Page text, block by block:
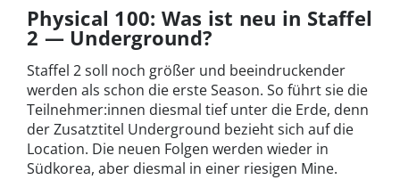
Physical 100: Was ist neu in Staffel
2 — Underground?
Staffel 2 soll noch größer und beeindruckender
werden als schon die erste Season. So führt sie die
Teilnehmer:innen diesmal tief unter die Erde, denn
der Zusatztitel Underground bezieht sich auf die
Location. Die neuen Folgen werden wieder in
Südkorea, aber diesmal in einer riesigen Mine.